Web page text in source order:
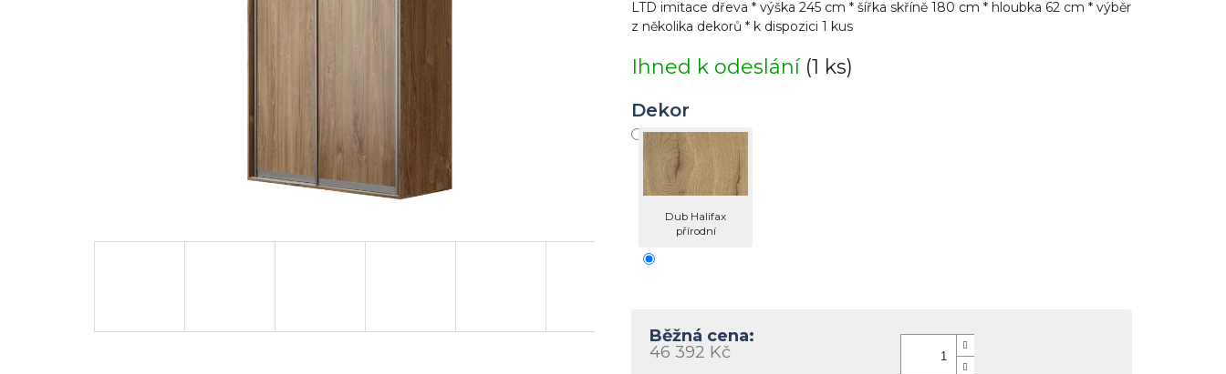
je
0,0
hvězdiček.
46 392 Kč
Ihned k odeslání (1 ks)
Dekor
Dub Halifax
přírodní
LTD imitace dřeva * výška 245 cm * šířka skříně 180 cm * hloubka 62 cm * výběr
z několika dekorů * k dispozici 1 kus